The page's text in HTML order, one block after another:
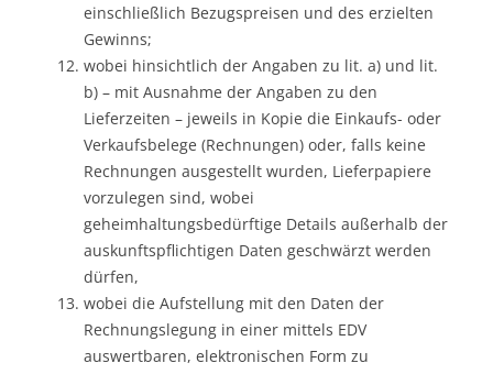
einschließlich Bezugspreisen und des erzielten
Gewinns;
wobei hinsichtlich der Angaben zu lit. a) und lit.
b) – mit Ausnahme der Angaben zu den
Lieferzeiten – jeweils in Kopie die Einkaufs- oder
Verkaufsbelege (Rechnungen) oder, falls keine
Rechnungen ausgestellt wurden, Lieferpapiere
vorzulegen sind, wobei
geheimhaltungsbedürftige Details außerhalb der
auskunftspflichtigen Daten geschwärzt werden
dürfen,
wobei die Aufstellung mit den Daten der
Rechnungslegung in einer mittels EDV
auswertbaren, elektronischen Form zu